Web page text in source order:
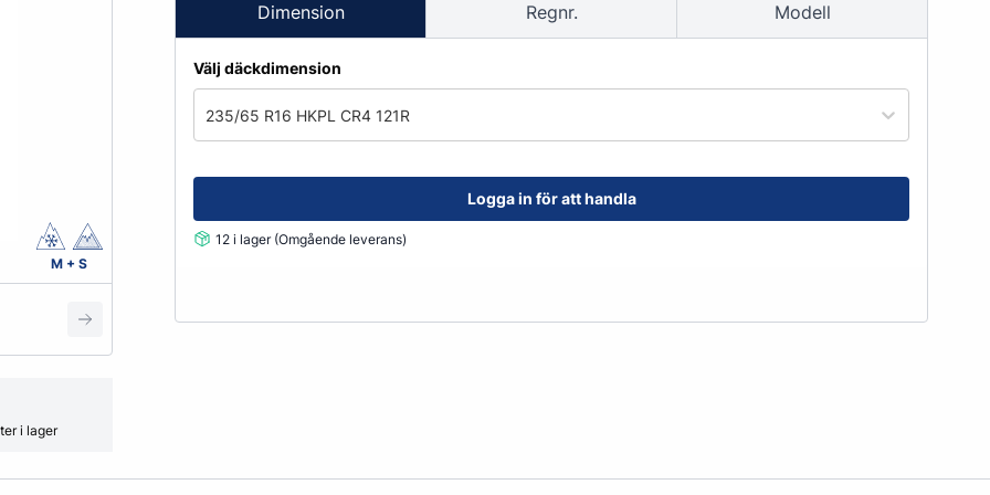
Grönyte & Smådäck
order@kransensgummi.se
Till kundservice
Kåpor
Mutterpåsar
Spacer
Ventiler
Vikter
Smörjmedel, Kemikalier & Vätskor
Alkylatbensin
Skyddsutrustning
M + S
i lager
Dimension Regnr. Modell
Välj däckdimension
235/65 R16 HKPL CR4 121R
Logga in för att handla
12 i lager (Omgående leverans)